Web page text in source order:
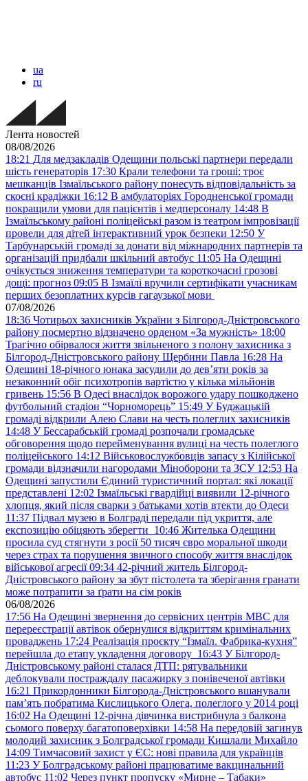
ua
ru
Лента новостей
08/08/2026
18:21 Для медзакладів Одещини польські партнери передали
шість генераторів 17:30 Крали телефони та гроші: троє
мешканців Ізмаїльського району понесуть відповідальність за
скоєні крадіжки 16:12 В амбулаторіях Городненської громади
покращили умови для пацієнтів і медперсоналу 14:48 В
Ізмаїльському районі поліцейські разом із театром імпровізації
провели для дітей інтерактивний урок безпеки 12:50 У
Тарбунарській громаді за донати від міжнародних партнерів та
організацій придбали шкільний автобус 11:05 На Одещині
очікується зниження температури та короткочасні грозові
дощі: прогноз 09:05 В Ізмаїлі вручили сертифікати учасникам
перших безоплатних курсів гагаузької мови
07/08/2026
18:36 Чотирьох захисників України з Білгород-Дністровського
району посмертно відзначено орденом «За мужність» 18:00
Трагічно обірвалося життя звільненого з полону захисника з
Білгород-Дністровського району Щербини Павла 16:28 На
Одещині 18-річного юнака засудили до дев’яти років за
незаконний обіг психотропів вартістю у кілька мільйонів
гривень 15:56 В Одесі внаслідок ворожого удару пошкоджено
футбольний стадіон “Чорноморець” 15:49 У Буджацькій
громаді відкрили Алею Слави на честь полеглих захисників
14:48 У Бессарабській громаді розпочали громадське
обговорення щодо перейменування вулиці на честь полеглого
поліцейського 14:12 Військовослужбовців запасу з Кілійської
громади відзначили нагородами Міноборони та ЗСУ 12:53 На
Одещині запустили Єдиний туристичний портал: які локації
представлені 12:02 Ізмаїльські гвардійці виявили 12-річного
хлопця, який після сварки з батьками хотів втекти до Одеси
11:37 Підвал музею в Болграді передали під укриття, але
експозицію обіцяють зберегти 10:46 Жителька Одещини
просила суд стягнути з росії 50 тисяч євро моральної шкоди
через страх та порушення звичного способу життя внаслідок
військової агресії 09:34 42-річний житель Білгород-
Дністровського району за збут пістолета та зберігання гранати
може потрапити за ґрати на сім років
06/08/2026
17:56 На Одещині звернення до сервісних центрів МВС для
перереєстрації автівок обернулися відкриттям кримінальних
проваджень 17:24 Реалізація проєкту “Ізмаїл. Фабрика-кухня”
перейшла до етапу укладення договору 16:43 У Білгород-
Дністровському районі сталася ДТП: рятувальники
деблокували постраждалу пасажирку з понівеченої автівки
16:21 Прикордонники Білгорода-Дністровського вшанували
пам’ять побратима Кислицького Олега, полеглого у 2014 році
16:02 На Одещині 12-річна дівчинка вистрибнула з балкона
сьомого поверху багатоповерхівки 14:58 На передовій загинув
молодий захисник з Болградської громади Кишлали Михайло
14:09 Тимчасовий захист у ЄС: нові правила для українців
11:23 У Болградському районі працюватиме вакцинальний
автобус 11:02 Через пункт пропуску «Мирне – Табаки»